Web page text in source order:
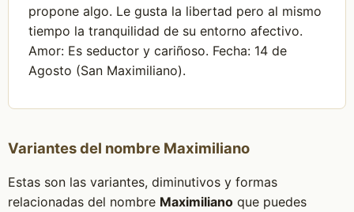
propone algo. Le gusta la libertad pero al mismo
tiempo la tranquilidad de su entorno afectivo.
Amor: Es seductor y cariñoso. Fecha: 14 de
Agosto (San Maximiliano).
Variantes del nombre Maximiliano
Estas son las variantes, diminutivos y formas
relacionadas del nombre Maximilianoque puedes